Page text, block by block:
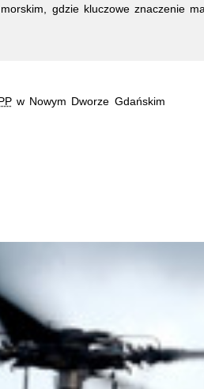
gdzie kluczowe znaczenie
w Nowym Dworze Gdańskim